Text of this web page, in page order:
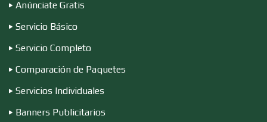
Anúnciate Gratis
Servicio Básico
Servicio Completo
Comparación de Paquetes
Servicios Individuales
Banners Publicitarios